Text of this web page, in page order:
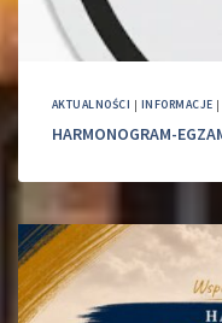
AKTUALNOŚCI | INFORMACJE
HARMONOGRAM-